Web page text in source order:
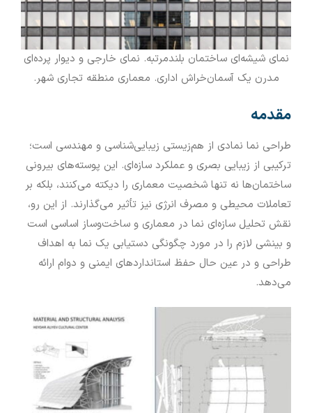
نمای شیشه‌ای ساختمان بلندمرتبه. نمای خارجی و دیوار پرده‌ای
مدرن یک آسمان‌خراش اداری. معماری منطقه تجاری شهر.
مقدمه
طراحی نما نمادی از هم‌زیستی زیبایی‌شناسی و مهندسی است؛
ترکیبی از زیبایی بصری و عملکرد سازه‌ای. این پوسته‌های بیرونی
ساختمان‌ها نه تنها شخصیت معماری را دیکته می‌کنند، بلکه بر
تعاملات محیطی و مصرف انرژی نیز تأثیر می‌گذارند. از این رو،
نقش تحلیل سازه‌ای نما در معماری و ساخت‌و‌ساز اساسی است
و بینشی لازم را در مورد چگونگی دستیابی یک نما به اهداف
طراحی و در عین حال حفظ استانداردهای ایمنی و دوام ارائه
می‌دهد.